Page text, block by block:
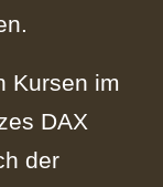
Kursen im
DAX
der